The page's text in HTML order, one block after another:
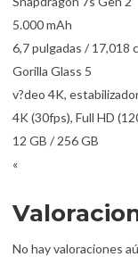
5.000 mAh
6,7 pulgadas / 17,018
Gorilla Glass 5
v?deo 4K,
4K (30fps), Full HD
12 GB / 256 GB
«
No hay valoraciones